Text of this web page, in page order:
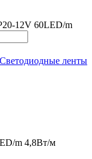
12V 60LED/m
Светодиодные ленты
m 4,8Вт/м